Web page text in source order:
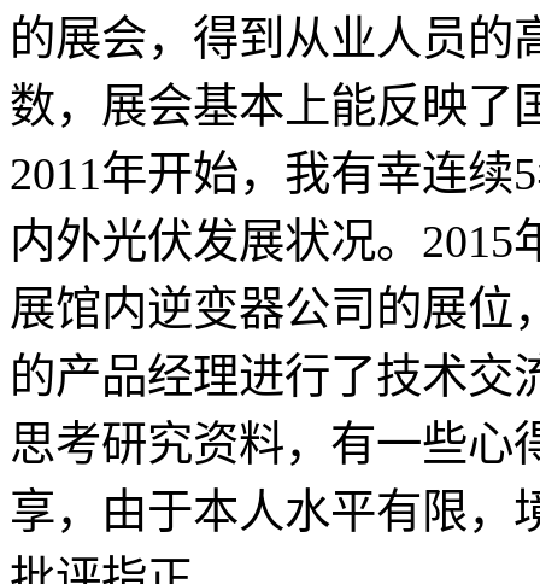
的展会，得到从业人员的
数，展会基本上能反映了
2011年开始，我有幸连
内外光伏发展状况。
展馆内逆变器公司的展位
的产品经理进行了技术交
思考研究资料，有一些心
享，由于本人水平有限，